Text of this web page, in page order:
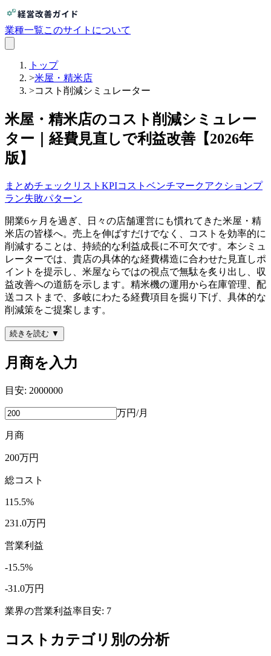
業種一覧このサイトについて
トップ
>米屋・精米店
>コスト削減シミュレーター
米屋・精米店のコスト削減シミュレー
ター｜経費見直しで利益改善【2026年
版】
まとめチェックリスト KPIコスト ベンチマークアクションプ
ラン失敗パターン
開業6ヶ月を過ぎ、日々の店舗運営にも慣れてきた米屋・精
米店の皆様へ。売上を伸ばすだけでなく、コストを効率的に
削減することは、持続的な利益成長に不可欠です。本シミュ
レーターでは、貴店の具体的な経費構造に合わせた見直しポ
イントを提示し、米屋ならではの視点で無駄を炙り出し、収
益改善への道筋を示します。精米機の運用から在庫管理、配
送コストまで、多岐にわたる経費項目を掘り下げ、具体的な
削減策をご提案します。
続きを読む ▼
月商を入力
目安: 2000000
万円/月
月商
200万円
総コスト
115.5%
231.0万円
営業利益
-15.5%
-31.0万円
業界の営業利益率目安: 7
コストカテゴリ別の分析